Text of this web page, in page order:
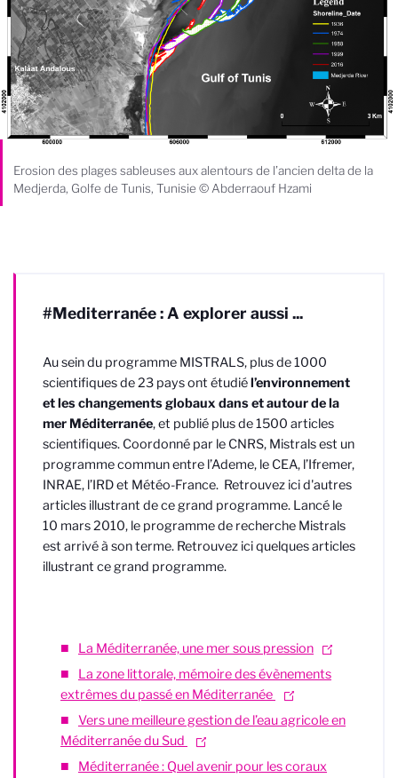
Erosion des plages sableuses aux alentours de l’ancien delta de la
Medjerda, Golfe de Tunis, Tunisie © Abderraouf Hzami
#Mediterranée : A explorer aussi ...
Au sein du programme MISTRALS, plus de 1000
scientifiques de 23 pays ont étudiél’environnement
et les changements globaux dans et autour de la
mer Méditerranée, et publié plus de 1500 articles
scientifiques. Coordonné par le CNRS, Mistrals est un
programme commun entre l’Ademe, le CEA, l’Ifremer,
INRAE, l’IRD et Météo-France. Retrouvez ici d'autres
articles illustrant de ce grand programme. Lancé le
10 mars 2010, le programme de recherche Mistrals
est arrivé à son terme. Retrouvez ici quelques articles
illustrant ce grand programme.
La Méditerranée, une mer sous pression
La zone littorale, mémoire des évènements
extrêmes du passé en Méditerranée
Vers une meilleure gestion de l’eau agricole en
Méditerranée du Sud
Méditerranée : Quel avenir pour les coraux